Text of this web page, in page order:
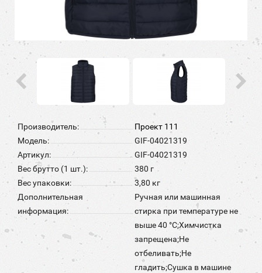
Производитель:
Проект 111
Модель:
GIF-04021319
Артикул:
GIF-04021319
Вес брутто (1 шт.):
380 г
Вес упаковки:
3,80 кг
Дополнительная
информация:
Ручная или машинная
стирка при температуре не
выше 40 °C;Химчистка
запрещена;Не
отбеливать;Не
гладить;Сушка в машине